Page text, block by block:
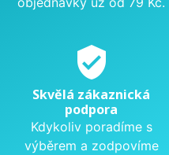
verified_user
Skvělá zákaznická
podpora
Kdykoliv poradíme s
výběrem a zodpovíme